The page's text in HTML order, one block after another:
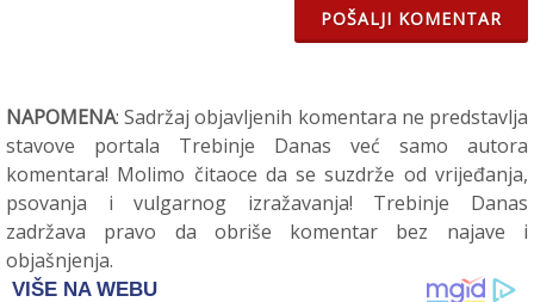
POŠALJI KOMENTAR
NAPOMENA: Sadržaj objavljenih komentara ne predstavlja
stavove portala Trebinje Danas već samo autora
komentara! Molimo čitaoce da se suzdrže od vrijeđanja,
psovanja i vulgarnog izražavanja! Trebinje Danas
zadržava pravo da obriše komentar bez najave i
objašnjenja.